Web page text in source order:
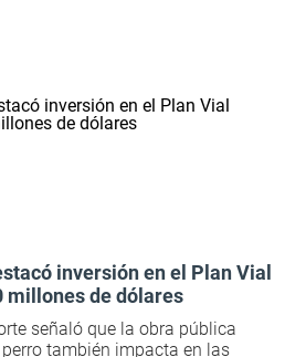
inversión en el Plan Vial
millones de dólares
señaló que la obra pública
también impacta en las